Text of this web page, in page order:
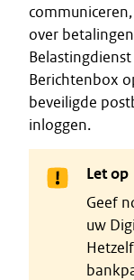
over
Berichtenbox
beveiligde
inloggen.
Let op
Geef
uw